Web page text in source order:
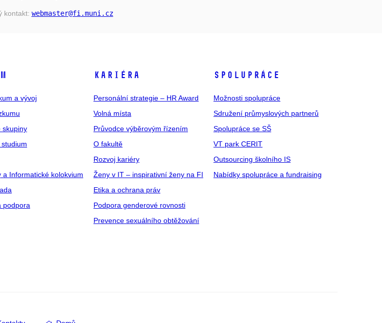
kontakt: webmaster@fi .muni .cz
a vývoj
skupiny
a Informatické kolokvium
podpora
KARIÉRA
Personální strategie – HR Award
Volná místa
Průvodce výběrovým řízením
O fakultě
Rozvoj kariéry
Ženy v IT – inspirativní ženy na FI
Etika a ochrana práv
Podpora genderové rovnosti
Prevence sexuálního obtěžování
SPOLUPRÁCE
Možnosti spolupráce
Sdružení průmyslových partnerů
Spolupráce se SŠ
VT park CERIT
Outsourcing školního IS
Nabídky spolupráce a fundraising